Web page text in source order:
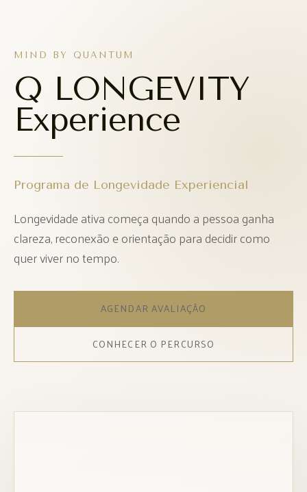
MIND BY QUANTUM
Q LONGEVITY
Experience
Programa de Longevidade Experiencial
Longevidade ativa começa quando a pessoa ganha
clareza, reconexão e orientação para decidir como
quer viver no tempo.
AGENDAR AVALIAÇÃO
CONHECER O PERCURSO